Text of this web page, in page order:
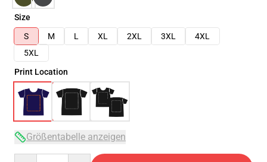
Size
S
M L XL 2XL 3XL
4XL
5XL
Print Location
Größentabelle anzeigen